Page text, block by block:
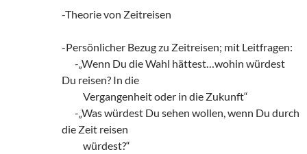
-Theorie von Zeitreisen
-Persönlicher Bezug zu Zeitreisen; mit Leitfragen:
-„Wenn Du die Wahl hättest…wohin würdest
Du reisen? In die
Vergangenheit oder in die Zukunft“
-„Was würdest Du sehen wollen, wenn Du durch
die Zeit reisen
würdest?“